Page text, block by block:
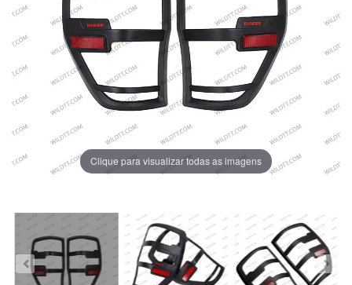
Clique para visualizar todas as imagens